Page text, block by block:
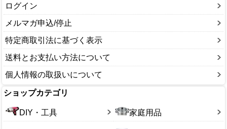
ログイン
メルマガ申込/停止
特定商取引法に基づく表示
送料とお支払い方法について
個人情報の取扱いについて
ショップカテゴリ
DIY・工具 家庭用品